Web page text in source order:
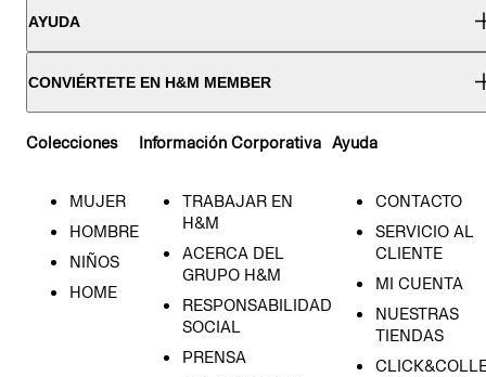
AYUDA
CONVIÉRTETE EN H&M MEMBER
Colecciones
MUJER
HOMBRE
NIÑOS
HOME
Información Corporativa
TRABAJAR EN
H&M
ACERCA DEL
GRUPO H&M
RESPONSABILIDAD
SOCIAL
PRENSA
Ayuda
CONTACTO
SERVICIO AL
CLIENTE
MI CUENTA
NUESTRAS
TIENDAS